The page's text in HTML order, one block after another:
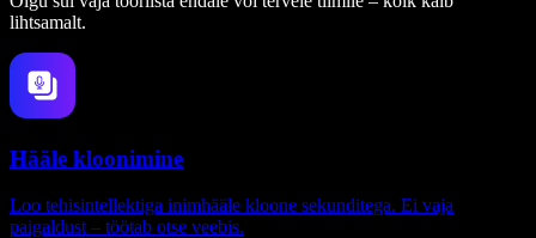
lihtsamalt.
Hääle kloonimine
Loo tehisintellektiga inimhääle kloone sekunditega. Ei vaja
paigaldust – töötab otse veebis.